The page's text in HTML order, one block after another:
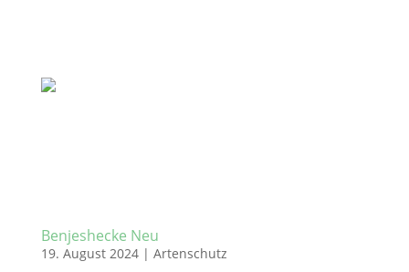
Benjeshecke Neu
19. August 2024| Artenschutz